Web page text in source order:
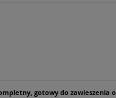
gotowy do zawieszenia